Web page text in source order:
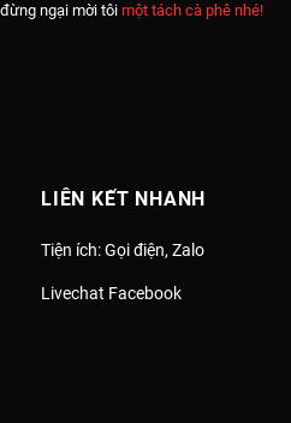
ngại mời tôi một tách cà phê nhé!
LIÊN KẾT NHANH
Tiện ích: Gọi điện, Zalo
Livechat Facebook